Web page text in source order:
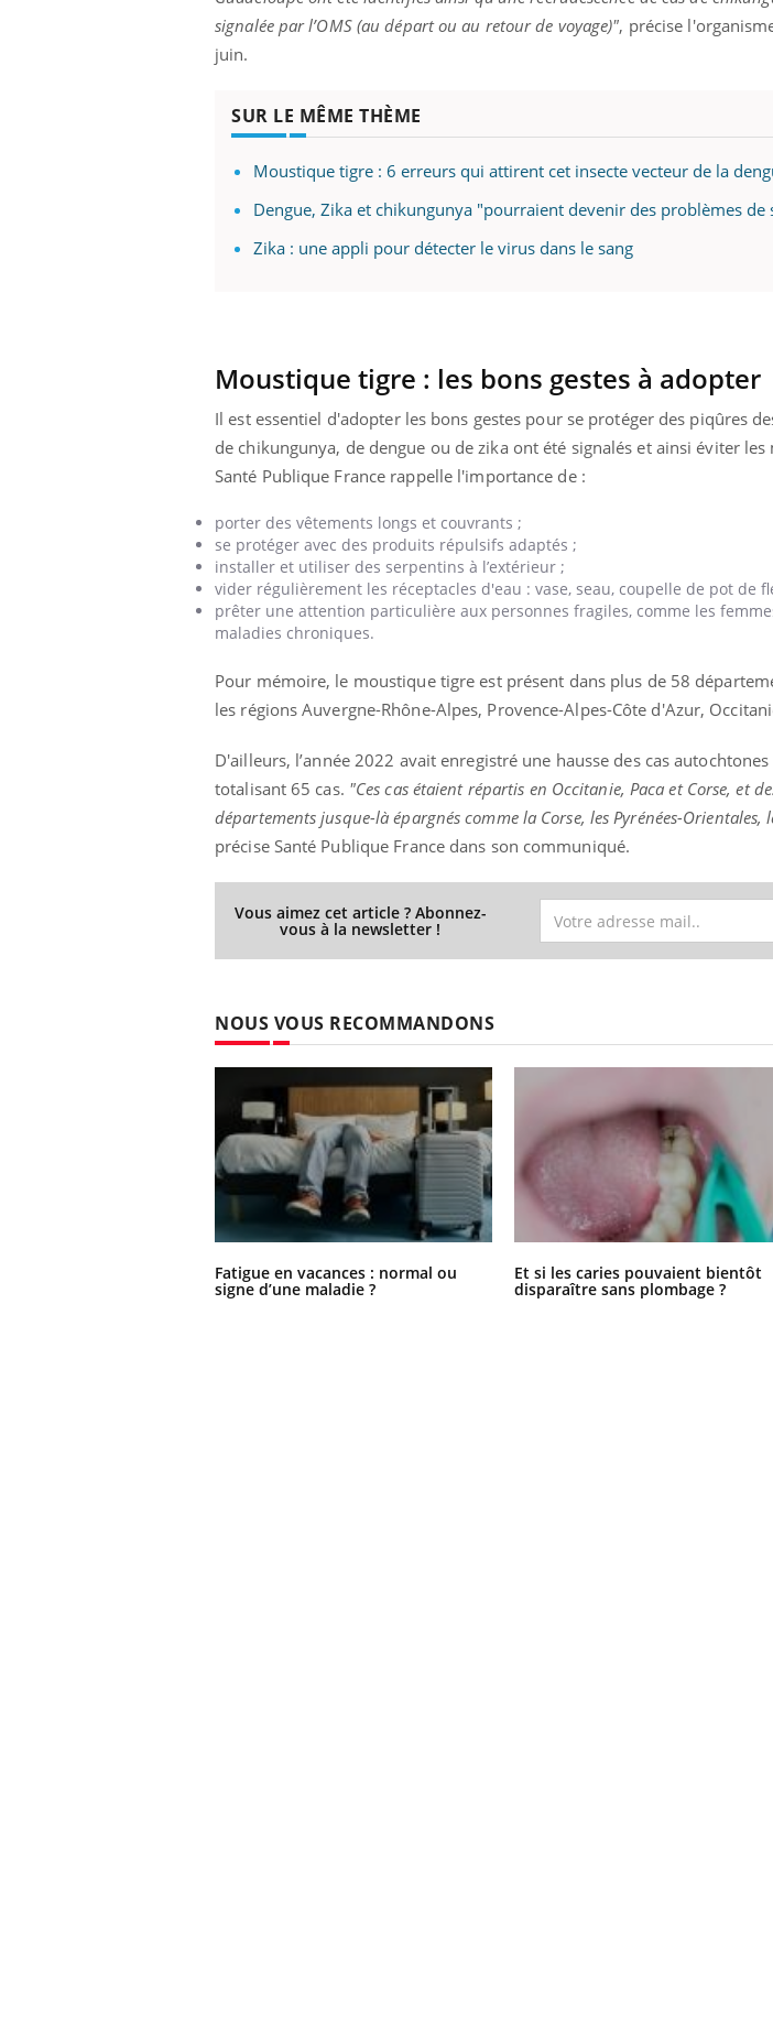
signalée par l’OMS (au départ ou au retour de voyage)", précise
juin.
SUR LE MÊME THÈME
Moustique tigre : 6 erreurs qui attirent cet insecte vecteur de la
Dengue, Zika et chikungunya "pourraient devenir des problèmes
Zika : une appli pour détecter le virus dans le sang
Moustique tigre : les bons gestes à adopter
Il est essentiel d'adopter les bons gestes pour se protéger des piqûres
de chikungunya, de dengue ou de zika ont été signalés et ainsi éviter
Santé Publique France rappelle l'importance de :
porter des vêtements longs et couvrants ;
se protéger avec des produits répulsifs adaptés ;
installer et utiliser des serpentins à l’extérieur ;
vider régulièrement les réceptacles d'eau : vase, seau, coupelle de pot de
prêter une attention particulière aux personnes fragiles, comme les
maladies chroniques.
Pour mémoire, le moustique tigre est présent dans plus de 58
les régions Auvergne-Rhône-Alpes, Provence-Alpes-Côte d'Azur,
D'ailleurs, l’année 2022 avait enregistré une hausse des cas
totalisant 65 cas. "Ces cas étaient répartis en Occitanie, Paca et Corse, et
départements jusque-là épargnés comme la Corse, les Pyrénées-Orientales,
précise Santé Publique France dans son communiqué.
Vous aimez cet article ? Abonnez-
vous à la newsletter !
NOUS VOUS RECOMMANDONS
Fatigue en vacances : normal ou
signe d’une maladie ?
Et si les caries pouvaient bientôt
disparaître sans plombage ?
Eczéma Chronique des Mains :
expliquer ma maladieYoutube
Il y a des sujets qui sont faciles à aborder...
d'autres non ! D'un côté, poser des
questions sur la maladie d'un proche c'est
Carence en fer : comprendre pour
prévenirYoutube
Fatigue, irritabilité, brouillard mental ou
même alopécie… Les symptômes de la
carence en fer sont multiples ce qui la
...